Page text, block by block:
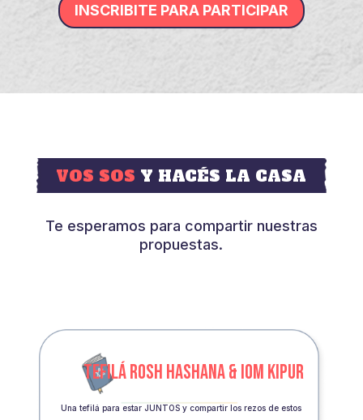
INSCRIBITE PARA PARTICIPAR
VOS SOS Y HACÉS LA CASA
Te esperamos para compartir nuestras
propuestas.
TEFILÁ ROSH HASHANA & IOM KIPUR
Una tefilá para estar JUNTOS y compartir los rezos de estos